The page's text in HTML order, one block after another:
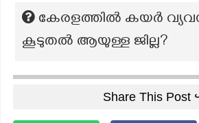
കേരളത്തില്‍ കയര്‍
കൂടുതല്‍ ആയുള്ള ജില്ല?
Share This Post